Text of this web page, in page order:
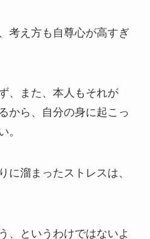
考え方も自尊心が高すぎ
、また、本人もそれが
から、自分の身に起こっ
。
に溜まったストレスは、
、というわけではないよ